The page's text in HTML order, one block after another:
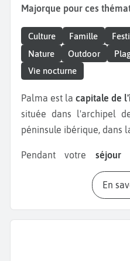
Majorque pour ces
Culture Famille
Nature
Outdoor
Vie nocturne
Palma est la capitale de
située dans l'archipel
péninsule ibérique, dans
Pendant votre séjour
construction a débuté
achevée au XVIIème
trouverez lePalais
En